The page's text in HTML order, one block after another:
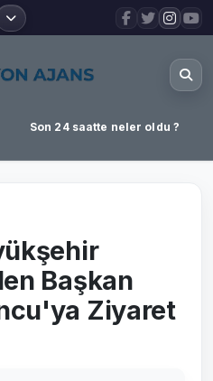
Son 24 saatte neler oldu ?
Başkan
Ziyaret